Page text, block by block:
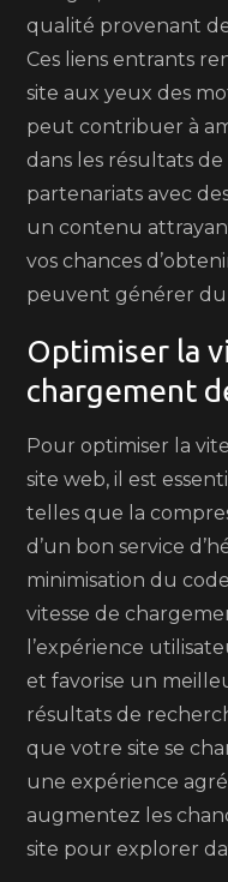
qualité provenant
Ces liens entrants
site aux yeux des
peut contribuer à
dans les résultats
partenariats avec
un contenu
vos chances
peuvent générer du
Optimiser la
chargement
Pour optimiser la
site web, il est
telles que la
d’un bon service
minimisation du
vitesse de
l’expérience
et favorise un
résultats de
que votre site se
une expérience
augmentez les
site pour explorer